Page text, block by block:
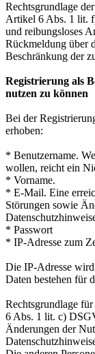
Rechtsgrundlage
Artikel 6 Abs. 1 lit.
und reibungsloses
Rückmeldung über
Beschränkung der
Registrierung als
nutzen zu können
Bei der
erhoben:
* Benutzername.
wollen, reicht ein
* Vorname.
* E-Mail. Eine
Störungen sowie
* Passwort
* IP-Adresse zum
Die IP-Adresse
Daten bestehen für
Rechtsgrundlage
6 Abs. 1 lit. c)
Änderungen der